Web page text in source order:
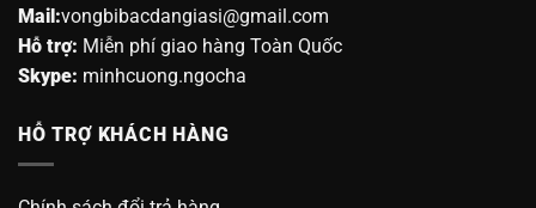
Mail:vongbibacdangiasi@gmail.com
Hỗ trợ: Miễn phí giao hàng Toàn Quốc
Skype: minhcuong.ngocha
HỖ TRỢ KHÁCH HÀNG